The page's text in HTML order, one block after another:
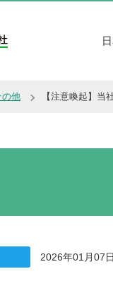
の他 【注意喚起】当
2026年01月07日